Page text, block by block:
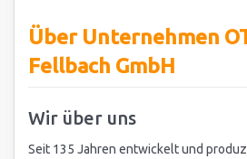
Über Unternehmen
Fellbach GmbH
Wir über uns
Seit 135 Jahren entwickelt und